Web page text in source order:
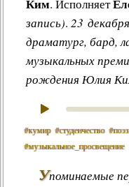
Ким. Исполняет
запись). 23
драматург, бард,
музыкальных
рождения Юлия
#кумир #студенчество
#музыкальное_просвещение
Упоминаемые